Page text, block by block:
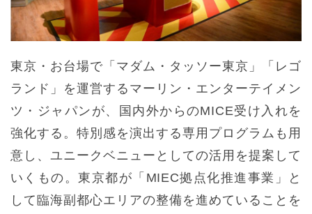
東京・お台場で「マダム・タッソー東京」「レゴ
ランド」を運営するマーリン・エンターテイメン
ツ・ジャパンが、国内外からのMICE受け入れを
強化する。特別感を演出する専用プログラムも用
意し、ユニークベニューとしての活用を提案して
いくもの。東京都が「MIEC拠点化推進事業」と
して臨海副都心エリアの整備を進めていることを